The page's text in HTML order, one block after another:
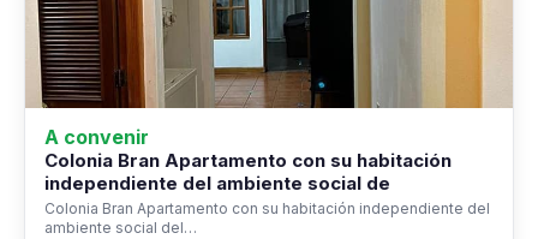
A convenir
Colonia Bran Apartamento con su habitación
independiente del ambiente social de
Colonia Bran Apartamento con su habitación independiente del
ambiente social del…